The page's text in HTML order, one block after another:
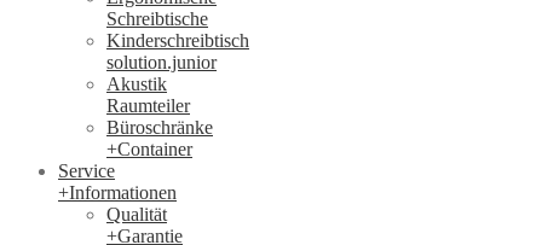
Schreibtische
Kinderschreibtisch
solution.junior
Akustik
Raumteiler
Büroschränke
+Container
Service
+Informationen
Qualität
+Garantie